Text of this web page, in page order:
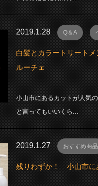
2019.1.28 Q＆A
白髪とカラートリート
ルーチェ
小山市にあるカットが人気
と言ってもいいくら...
2019.1.27 おすすめ商品
残りわずか！ 小山市に